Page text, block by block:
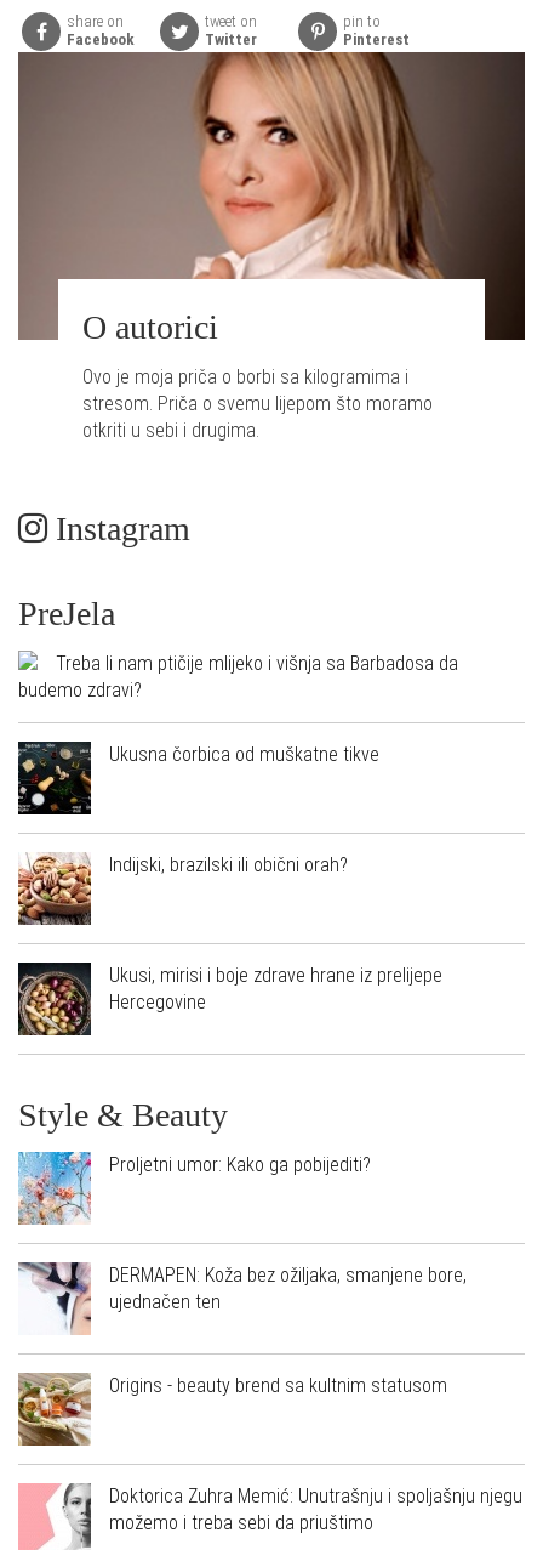
share on
Facebook
tweet on
Twitter
pin to
Pinterest
O autorici
Ovo je moja priča o borbi sa kilogramima i
stresom. Priča o svemu lijepom što moramo
otkriti u sebi i drugima.
Instagram
PreJela
Treba li nam ptičije mlijeko i višnja sa Barbadosa da
budemo zdravi?
Ukusna čorbica od muškatne tikve
Indijski, brazilski ili obični orah?
Ukusi, mirisi i boje zdrave hrane iz prelijepe
Hercegovine
Style & Beauty
Proljetni umor: Kako ga pobijediti?
DERMAPEN: Koža bez ožiljaka, smanjene bore,
ujednačen ten
Origins - beauty brend sa kultnim statusom
Doktorica Zuhra Memić: Unutrašnju i spoljašnju njegu
možemo i treba sebi da priuštimo